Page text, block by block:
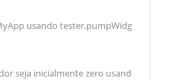
usando tester.pumpWidg
seja inicialmente zero usand